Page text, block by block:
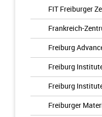
FIT Freiburger
Frankreich-
Freiburg
Freiburg
Freiburg
Freiburger